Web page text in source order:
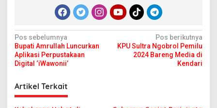
N
a
v
i
g
Pos sebelumnya
Bupati Amrullah Luncurkan
Aplikasi Perpustakaan
Digital ‘iWawonii’
Pos berikutnya
KPU Sultra Ngobrol Pemilu
2024 Bareng Media di
Kendari
Artikel Terkait